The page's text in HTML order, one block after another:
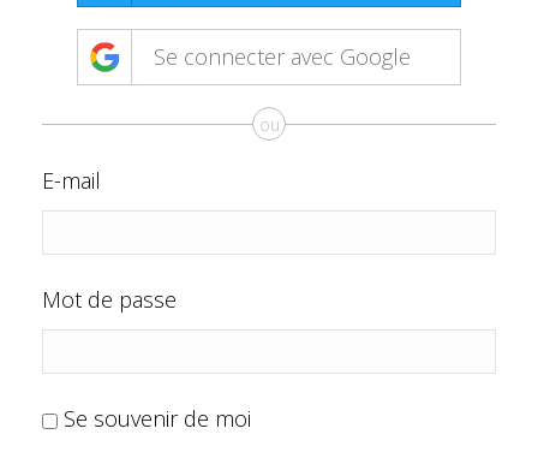
Se connecter avec Google
ou
E-mail
Mot de passe
Se souvenir de moi